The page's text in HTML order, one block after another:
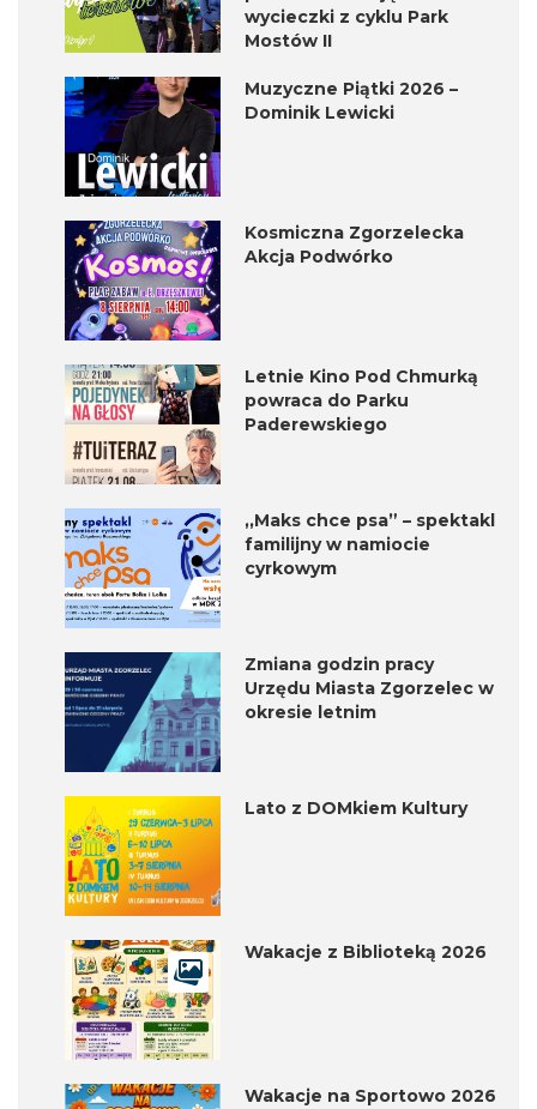
wycieczki z cyklu Park
Mostów II
Muzyczne Piątki 2026 –
Dominik Lewicki
Kosmiczna Zgorzelecka
Akcja Podwórko
Letnie Kino Pod Chmurką
powraca do Parku
Paderewskiego
,,Maks chce psa” – spektakl
familijny w namiocie
cyrkowym
Zmiana godzin pracy
Urzędu Miasta Zgorzelec w
okresie letnim
Lato z DOMkiem Kultury
Wakacje z Biblioteką 2026
Wakacje na Sportowo 2026